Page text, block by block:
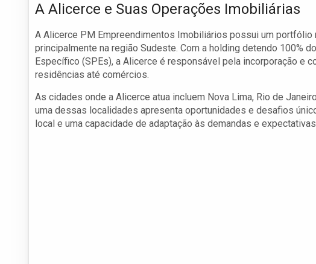
A Alicerce e Suas Operações Imobiliárias
A Alicerce PM Empreendimentos Imobiliários possui um
principalmente na região Sudeste. Com a holding detendo 100%
Específico (SPEs), a Alicerce é responsável pela incorporação e
residências até comércios.
As cidades onde a Alicerce atua incluem Nova Lima, Rio de
uma dessas localidades apresenta oportunidades e desafios
local e uma capacidade de adaptação às demandas e